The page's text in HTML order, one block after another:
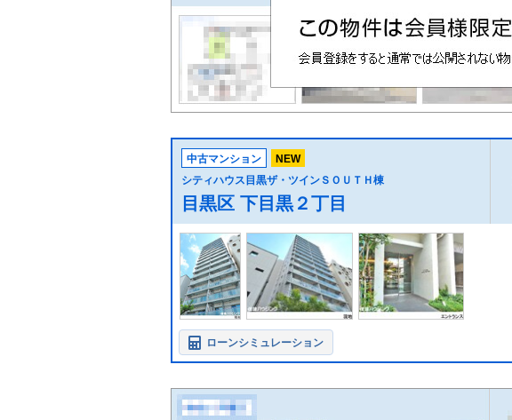
中古マンション
NEW
シティハウス目黒ザ・ツインＳＯＵＴＨ棟
目黒区 下目黒２丁目
ローンシミュレーション